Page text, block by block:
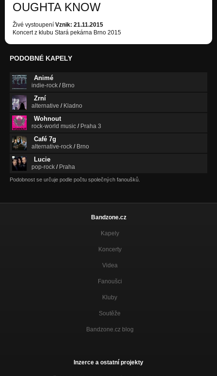
OUGHTA KNOW
Živé vystoupení Vznik: 21.11.2015
Koncert z klubu Stará pekárna Brno 2015
PODOBNÉ KAPELY
Animé
indie-rock / Brno
Zrní
alternative / Kladno
Wohnout
rock-world music / Praha 3
Café 7g
alternative-rock / Brno
Lucie
pop-rock / Praha
Podobnost se určuje podle počtu společných fanoušků.
Bandzone.cz
Kapely
Koncerty
Videa
Fanoušci
Kluby
Soutěže
Bandzone.cz blog
Inzerce a ostatní projekty